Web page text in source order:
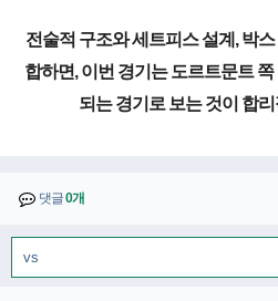
전술적 구조와 세트피스 설계, 박
합하면, 이번 경기는 도르트문트
되는 경기로 보는 것이 합
댓글0개